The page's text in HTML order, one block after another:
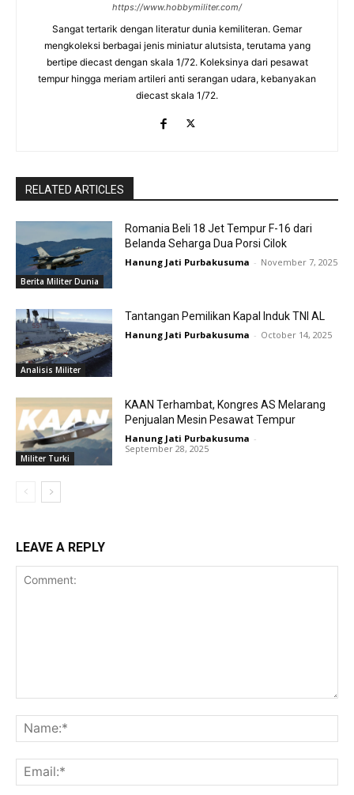
https://www.hobbymiliter.com/
Sangat tertarik dengan literatur dunia kemiliteran. Gemar
mengkoleksi berbagai jenis miniatur alutsista, terutama yang
bertipe diecast dengan skala 1/72. Koleksinya dari pesawat
tempur hingga meriam artileri anti serangan udara, kebanyakan
diecast skala 1/72.
RELATED ARTICLES
Berita Militer Dunia
Romania Beli 18 Jet Tempur F-16 dari
Belanda Seharga Dua Porsi Cilok
Hanung Jati Purbakusuma - November 7, 2025
Analisis Militer
Tantangan Pemilikan Kapal Induk TNI AL
Hanung Jati Purbakusuma - October 14, 2025
Militer Turki
KAAN Terhambat, Kongres AS Melarang
Penjualan Mesin Pesawat Tempur
Hanung Jati Purbakusuma -
September 28, 2025
LEAVE A REPLY